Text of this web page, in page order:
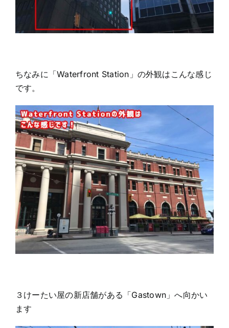
ちなみに「Waterfront Station」の外観はこんな感じ
です。
３けーたい屋の新店舗がある「Gastown」へ向かい
ます